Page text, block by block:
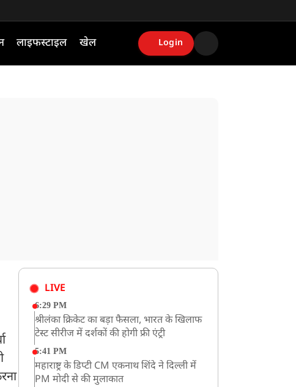
लाइफस्टाइल खेल Login
LIVE
6:29 PM
श्रीलंका क्रिकेट का बड़ा फैसला, भारत के खिलाफ
टेस्ट सीरीज में दर्शकों की होगी फ्री एंट्री
5:41 PM
महाराष्ट्र के डिप्टी CM एकनाथ शिंदे ने दिल्ली में
PM मोदी से की मुलाकात